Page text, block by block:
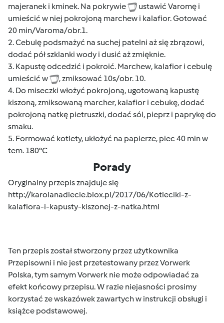
majeranek i kminek. Na pokrywie
ustawić Varomę i
umieścić w niej pokrojoną marchew i kalafior. Gotować
20 min/Varoma/obr.1.
2. Cebulę podsmażyć na suchej patelni aż się zbrązowi,
dodać pół szklanki wody i dusić aż zmięknie.
3. Kapustę odcedzić i pokroić. Marchew, kalafior i cebulę
umieścić w
, zmiksować 10s/obr. 10.
4. Do miseczki włożyć pokrojoną, ugotowaną kapustę
kiszoną, zmiksowaną marcher, kalafior i cebukę, dodać
pokrojoną natkę pietruszki, dodać sól, pieprz i paprykę do
smaku.
5. Formować kotlety, ukłożyć na papierze, piec 40 min w
tem. 180°C
Porady
Oryginalny przepis znajduje się
http://karolanadiecie.blox.pl/2017/06/Kotleciki-z-
kalafiora-i-kapusty-kiszonej-z-natka.html
Ten przepis został stworzony przez użytkownika
Przepisowni i nie jest przetestowany przez Vorwerk
Polska, tym samym Vorwerk nie może odpowiadać za
efekt końcowy przepisu. W razie niejasności prosimy
korzystać ze wskazówek zawartych w instrukcji obsługi i
książce podstawowej.